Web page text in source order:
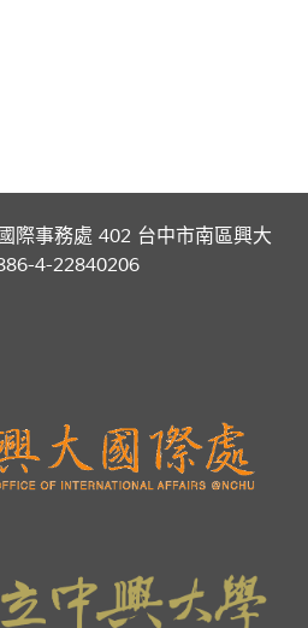
際事務處 402 台中市南區興大
4-22840206